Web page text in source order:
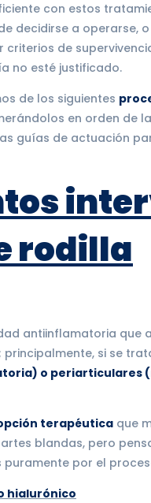
con estos
decidirse a operarse,
de
no esté justificado.
de los siguientes
en orden de
guías de actuación
rodilla
antiinflamatoria que
si se
o periarticulares
terapéutica que
blandas, pero
por el
hialurónico